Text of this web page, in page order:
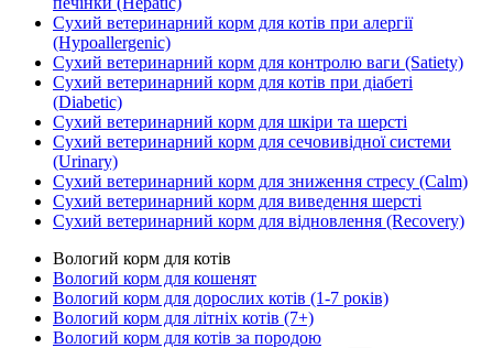
Сухий ветеринарний корм для котів при алергії
(Hypoallergenic)
Сухий ветеринарний корм для контролю ваги (Satiety)
Сухий ветеринарний корм для котів при діабеті
(Diabetic)
Сухий ветеринарний корм для шкіри та шерсті
Сухий ветеринарний корм для сечовивідної системи
(Urinary)
Сухий ветеринарний корм для зниження стресу (Calm)
Сухий ветеринарний корм для виведення шерсті
Сухий ветеринарний корм для відновлення (Recovery)
Вологий корм для котів
Вологий корм для кошенят
Вологий корм для дорослих котів (1-7 років)
Вологий корм для літніх котів (7+)
Вологий корм для котів за породою